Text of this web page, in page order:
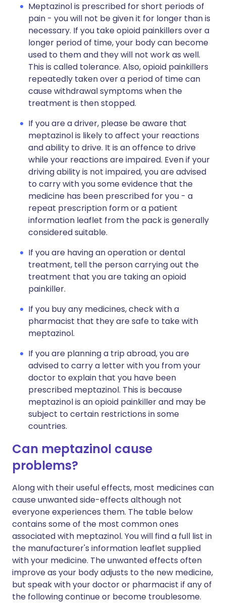
Meptazinol is prescribed for short periods of
pain - you will not be given it for longer than is
necessary. If you take opioid painkillers over a
longer period of time, your body can become
used to them and they will not work as well.
This is called tolerance. Also, opioid painkillers
repeatedly taken over a period of time can
cause withdrawal symptoms when the
treatment is then stopped.
If you are a driver, please be aware that
meptazinol is likely to affect your reactions
and ability to drive. It is an offence to drive
while your reactions are impaired. Even if your
driving ability is not impaired, you are advised
to carry with you some evidence that the
medicine has been prescribed for you - a
repeat prescription form or a patient
information leaflet from the pack is generally
considered suitable.
If you are having an operation or dental
treatment, tell the person carrying out the
treatment that you are taking an opioid
painkiller.
If you buy any medicines, check with a
pharmacist that they are safe to take with
meptazinol.
If you are planning a trip abroad, you are
advised to carry a letter with you from your
doctor to explain that you have been
prescribed meptazinol. This is because
meptazinol is an opioid painkiller and may be
subject to certain restrictions in some
countries.
Can meptazinol cause
problems?
Along with their useful effects, most medicines can
cause unwanted side-effects although not
everyone experiences them. The table below
contains some of the most common ones
associated with meptazinol. You will find a full list in
the manufacturer's information leaflet supplied
with your medicine. The unwanted effects often
improve as your body adjusts to the new medicine,
but speak with your doctor or pharmacist if any of
the following continue or become troublesome.